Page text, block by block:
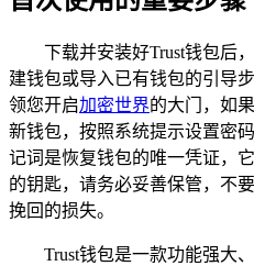
下载并安装好Trust钱包后
建钱包或导入已有钱包的引导
领您开启加密世界的大门，如
新钱包，按照系统提示设置密
记词是恢复钱包的唯一凭证，
的钥匙，请务必妥善保管，不
挽回的损失。
Trust钱包是一款功能强大